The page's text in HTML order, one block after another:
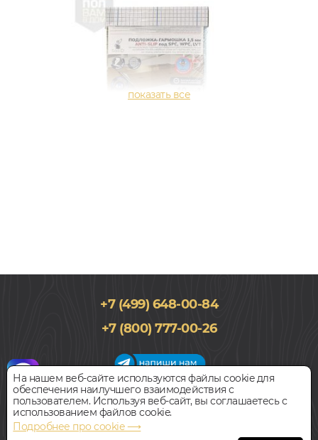
1000x10000, 1,5мм
Цена за 1 м² 375руб.
БЫСТРЫЙ ЗАКАЗ
+7 (499) 648-00-84
+7 (800) 777-00-26
График работы салона
Пн-Вс с 09:00 до 21:00
Наш адрес:127018, г. Москва,
ул.Складочная, д.1, строение 9
На нашем веб-сайте используются файлы cookie для
обеспечения наилучшего взаимодействия с
пользователем. Используя веб-сайт, вы соглашаетесь с
использованием файлов cookie.
Подробнее про cookie ⟶